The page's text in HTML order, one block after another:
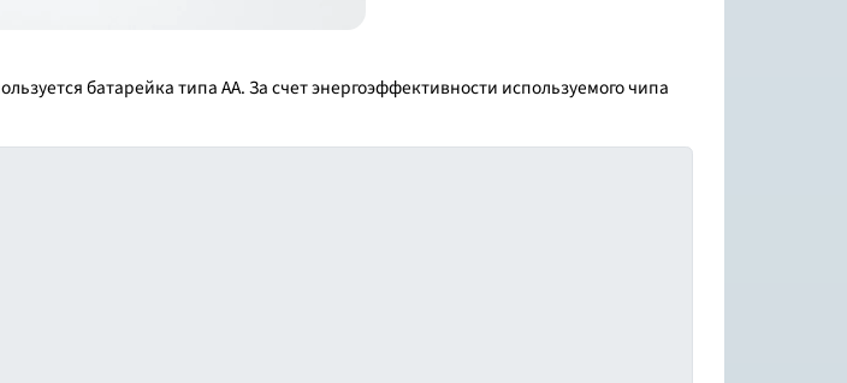
батарейка типа АА. За счет энергоэффективности используемого чипа